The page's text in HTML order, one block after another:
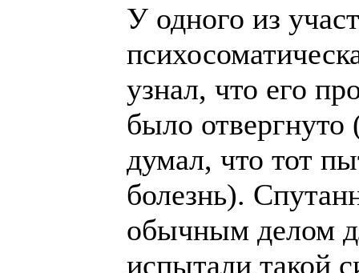
У одного из
узнал, что его
было отвергнуто
думал, что тот
болезнь).
обычным делом
испытали такой